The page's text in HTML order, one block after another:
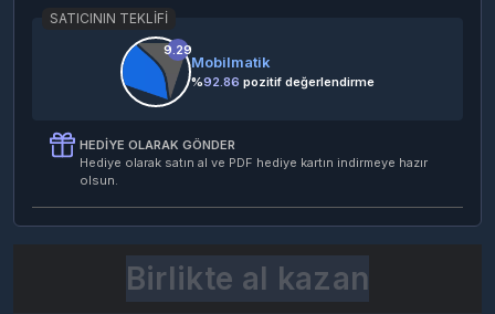
SATICININ TEKLIFI
9.29
Mobilmatik
%92.86 pozitif değerlendirme
HEDIYE OLARAK GÖNDER
Hediye olarak satın al ve PDF hediye kartın indirmeye hazır
olsun.
Birlikte al kazan